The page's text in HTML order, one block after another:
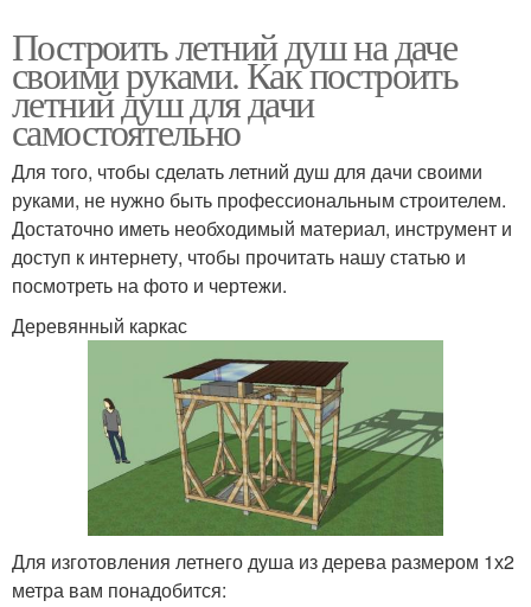
Построить летний душ на даче
своими руками. Как построить
летний душ для дачи
самостоятельно
Для того, чтобы сделать летний душ для дачи своими
руками, не нужно быть профессиональным строителем.
Достаточно иметь необходимый материал, инструмент и
доступ к интернету, чтобы прочитать нашу статью и
посмотреть на фото и чертежи.
Деревянный каркас
Для изготовления летнего душа из дерева размером 1х2
метра вам понадобится: